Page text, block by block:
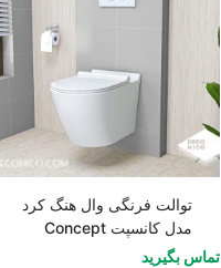
توالت فرنگی وال هنگ کرد
مدل کانسپت Concept
تماس بگیرید